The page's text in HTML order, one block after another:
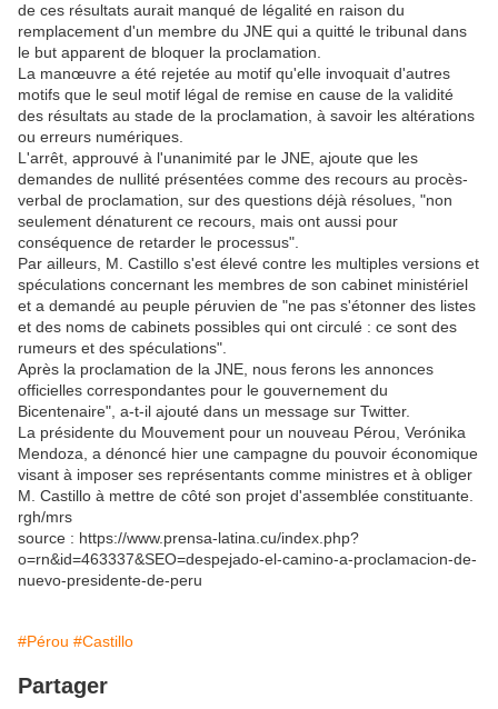
de ces résultats aurait manqué de légalité en raison du
remplacement d'un membre du JNE qui a quitté le tribunal dans
le but apparent de bloquer la proclamation.
La manœuvre a été rejetée au motif qu'elle invoquait d'autres
motifs que le seul motif légal de remise en cause de la validité
des résultats au stade de la proclamation, à savoir les altérations
ou erreurs numériques.
L'arrêt, approuvé à l'unanimité par le JNE, ajoute que les
demandes de nullité présentées comme des recours au procès-
verbal de proclamation, sur des questions déjà résolues, "non
seulement dénaturent ce recours, mais ont aussi pour
conséquence de retarder le processus".
Par ailleurs, M. Castillo s'est élevé contre les multiples versions et
spéculations concernant les membres de son cabinet ministériel
et a demandé au peuple péruvien de "ne pas s'étonner des listes
et des noms de cabinets possibles qui ont circulé : ce sont des
rumeurs et des spéculations".
Après la proclamation de la JNE, nous ferons les annonces
officielles correspondantes pour le gouvernement du
Bicentenaire", a-t-il ajouté dans un message sur Twitter.
La présidente du Mouvement pour un nouveau Pérou, Verónika
Mendoza, a dénoncé hier une campagne du pouvoir économique
visant à imposer ses représentants comme ministres et à obliger
M. Castillo à mettre de côté son projet d'assemblée constituante.
rgh/mrs
source : https://www.prensa-latina.cu/index.php?
o=rn&id=463337&SEO=despejado-el-camino-a-proclamacion-de-
nuevo-presidente-de-peru
#Pérou #Castillo
Partager